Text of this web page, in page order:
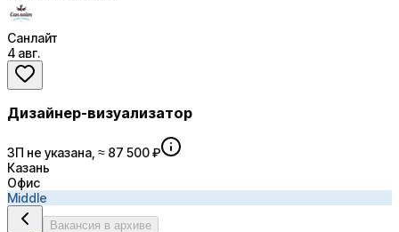
Санлайт
4 авг.
Дизайнер-визуализатор
ЗП не указана, ≈ 87 500 ₽
Казань
Офис
Middle
Вакансия в архиве